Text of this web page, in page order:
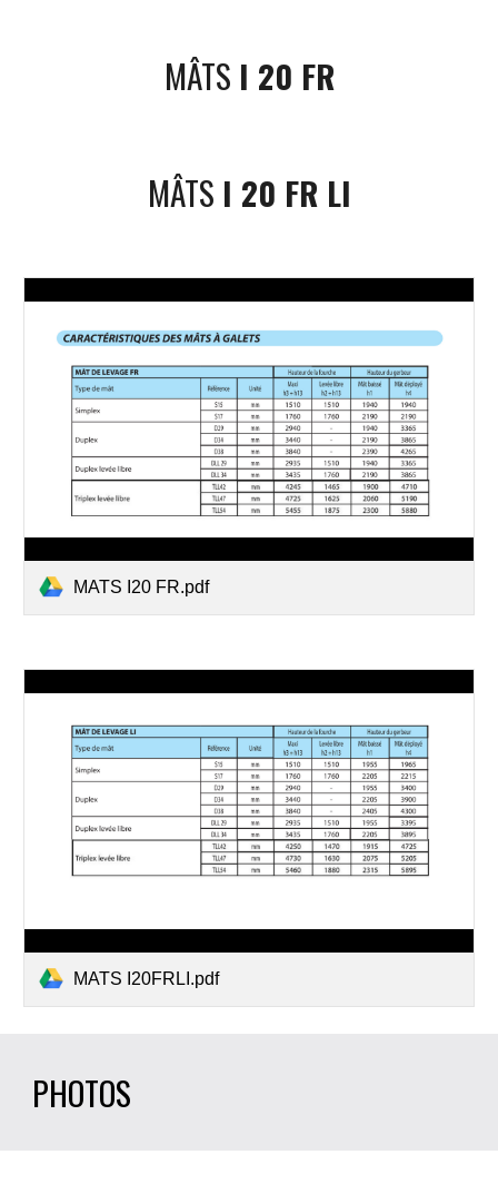
MÂTS I 20 FR
MÂTS I 20 FR LI
MATS I20 FR.pdf
MATS I20FRLI.pdf
PHOTOS